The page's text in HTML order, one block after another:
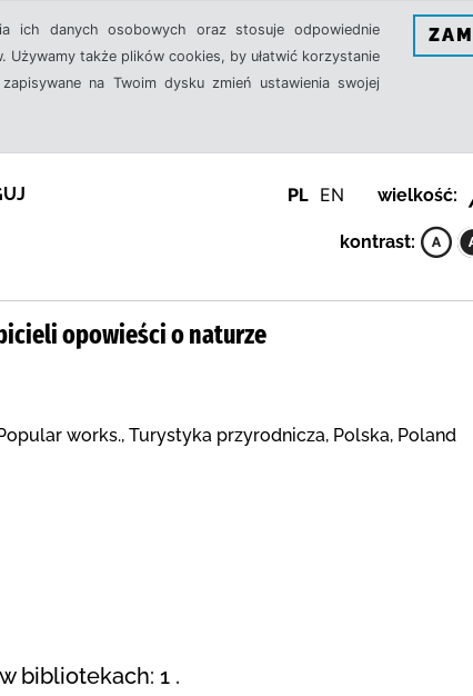
ich danych osobowych oraz stosuje odpowiednie
także plików cookies, by ułatwić korzystanie
na Twoim dysku zmień ustawienia swojej
PL EN wielkość:
kontrast:
opowieści o naturze
works., Turystyka przyrodnicza, Polska, Poland
bibliotekach: 1 .